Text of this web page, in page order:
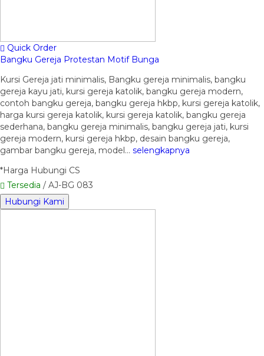
Quick Order
Bangku Gereja Protestan Motif Bunga
Kursi Gereja jati minimalis, Bangku gereja minimalis, bangku
gereja kayu jati, kursi gereja katolik, bangku gereja modern,
contoh bangku gereja, bangku gereja hkbp, kursi gereja katolik,
harga kursi gereja katolik, kursi gereja katolik, bangku gereja
sederhana, bangku gereja minimalis, bangku gereja jati, kursi
gereja modern, kursi gereja hkbp, desain bangku gereja,
gambar bangku gereja, model… selengkapnya
*Harga Hubungi CS
Tersedia / AJ-BG 083
Hubungi Kami